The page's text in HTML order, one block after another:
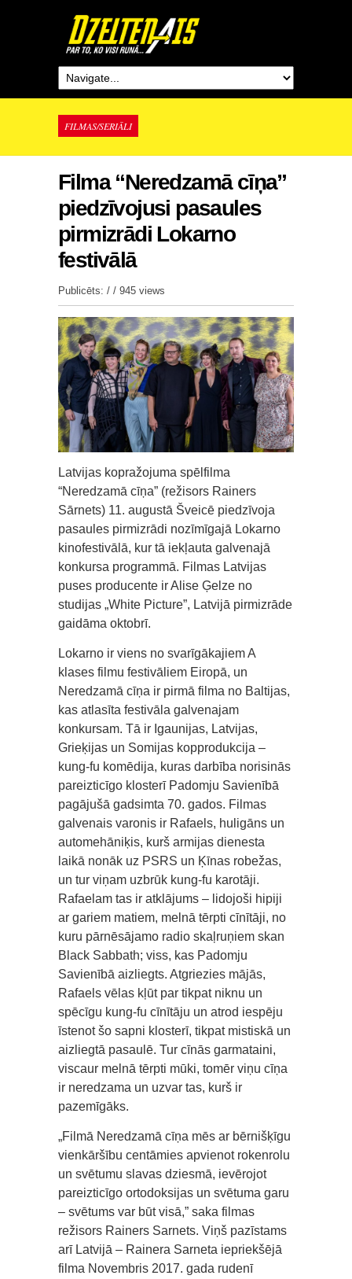
FILMAS/SERIĀLI
Filma “Neredzamā cīņa”
piedzīvojusi pasaules
pirmizrādi Lokarno
festivālā
Publicēts: / / 945 views
Latvijas kopražojuma spēlfilma
“Neredzamā cīņa” (režisors Rainers
Sārnets) 11. augustā Šveicē piedzīvoja
pasaules pirmizrādi nozīmīgajā Lokarno
kinofestivālā, kur tā iekļauta galvenajā
konkursa programmā. Filmas Latvijas
puses producente ir Alise Ģelze no
studijas „White Picture”, Latvijā pirmizrāde
gaidāma oktobrī.
Lokarno ir viens no svarīgākajiem A
klases filmu festivāliem Eiropā, un
Neredzamā cīņa ir pirmā filma no Baltijas,
kas atlasīta festivāla galvenajam
konkursam. Tā ir Igaunijas, Latvijas,
Grieķijas un Somijas kopprodukcija –
kung-fu komēdija, kuras darbība norisinās
pareizticīgo klosterī Padomju Savienībā
pagājušā gadsimta 70. gados. Filmas
galvenais varonis ir Rafaels, huligāns un
automehāniķis, kurš armijas dienesta
laikā nonāk uz PSRS un Ķīnas robežas,
un tur viņam uzbrūk kung-fu karotāji.
Rafaelam tas ir atklājums – lidojoši hipiji
ar gariem matiem, melnā tērpti cīnītāji, no
kuru pārnēsājamo radio skaļruņiem skan
Black Sabbath; viss, kas Padomju
Savienībā aizliegts. Atgriezies mājās,
Rafaels vēlas kļūt par tikpat niknu un
spēcīgu kung-fu cīnītāju un atrod iespēju
īstenot šo sapni klosterī, tikpat mistiskā un
aizliegtā pasaulē. Tur cīnās garmataini,
viscaur melnā tērpti mūki, tomēr viņu cīņa
ir neredzama un uzvar tas, kurš ir
pazemīgāks.
„Filmā Neredzamā cīņa mēs ar bērnišķīgu
vienkāršību centāmies apvienot rokenrolu
un svētumu slavas dziesmā, ievērojot
pareizticīgo ortodoksijas un svētuma garu
– svētums var būt visā,” saka filmas
režisors Rainers Sarnets. Viņš pazīstams
arī Latvijā – Rainera Sarneta iepriekšējā
filma Novembris 2017. gada rudenī